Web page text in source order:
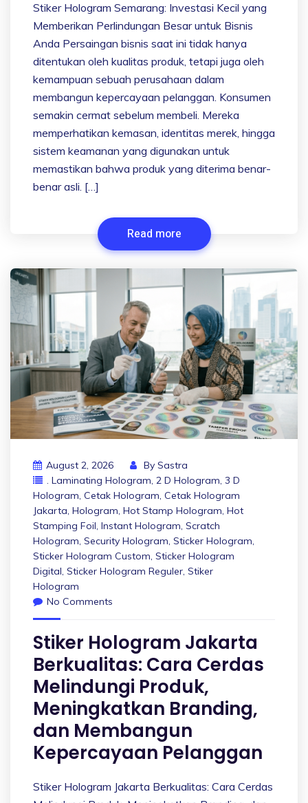
Stiker Hologram Semarang: Investasi Kecil yang
Memberikan Perlindungan Besar untuk Bisnis
Anda Persaingan bisnis saat ini tidak hanya
ditentukan oleh kualitas produk, tetapi juga oleh
kemampuan sebuah perusahaan dalam
membangun kepercayaan pelanggan. Konsumen
semakin cermat sebelum membeli. Mereka
memperhatikan kemasan, identitas merek, hingga
sistem keamanan yang digunakan untuk
memastikan bahwa produk yang diterima benar-
benar asli. […]
Read more
August 2, 2026 By Sastra
. Laminating Hologram, 2 D Hologram, 3 D
Hologram, Cetak Hologram, Cetak Hologram
Jakarta, Hologram, Hot Stamp Hologram, Hot
Stamping Foil, Instant Hologram, Scratch
Hologram, Security Hologram, Sticker Hologram,
Sticker Hologram Custom, Sticker Hologram
Digital, Sticker Hologram Reguler, Stiker
Hologram
No Comments
Stiker Hologram Jakarta
Berkualitas: Cara Cerdas
Melindungi Produk,
Meningkatkan Branding,
dan Membangun
Kepercayaan Pelanggan
Stiker Hologram Jakarta Berkualitas: Cara Cerdas